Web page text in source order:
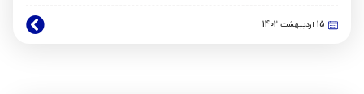
15 اردیبهشت 1402